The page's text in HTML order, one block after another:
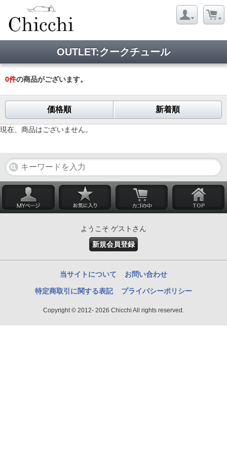
OUTLET:クークチュール
0件の商品がございます。
価格順 新着順
現在、商品はございません。
ようこそ ゲストさん
新規会員登録
当サイトについて お問い合わせ
特定商取引に関する表記 プライバシーポリシー
Copyright © 2012- 2026 Chicchi All rights reserved.